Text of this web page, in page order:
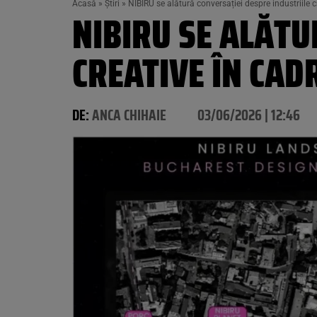
Acasă » Știri » NIBIRU se alătură conversației despre industriile
NIBIRU SE
CREATIVE ÎN
DE:ANCA CHIHAIE 03/06/2026 | 12:46